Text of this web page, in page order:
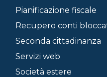
Pianificazione fiscale
Recupero conti
Seconda cittadinanza
Servizi web
Società estere